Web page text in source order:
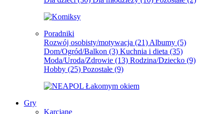
Poradniki
Rozwój osobisty/motywacja (21) Albumy (5)
Dom/Ogród/Balkon (3) Kuchnia i dieta (35)
Moda/Uroda/Zdrowie (13) Rodzina/Dziecko (9)
Hobby (25) Pozostałe (9)
Gry
Karciane